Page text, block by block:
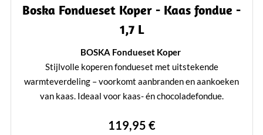
Boska Fondueset Koper - Kaas fondue -
1,7 L
BOSKA Fondueset Koper
Stijlvolle koperen fondueset met uitstekende
warmteverdeling – voorkomt aanbranden en aankoeken
van kaas. Ideaal voor kaas- én chocoladefondue.
fonduevorken.
119,95 €